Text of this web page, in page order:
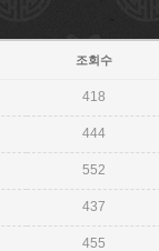
조회수
418
444
552
437
455